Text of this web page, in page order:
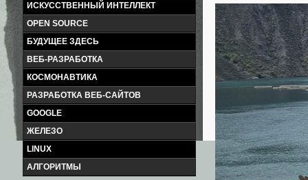
ИСКУССТВЕННЫЙ ИНТЕЛЛЕКТ
OPEN SOURCE
БУДУЩЕЕ ЗДЕСЬ
ВЕБ-РАЗРАБОТКА
КОСМОНАВТИКА
РАЗРАБОТКА ВЕБ-САЙТОВ
GOOGLE
ЖЕЛЕЗО
LINUX
АЛГОРИТМЫ